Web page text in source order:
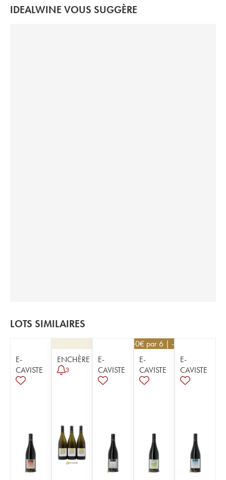
IDEALWINE VOUS SUGGÈRE
LOTS SIMILAIRES
E-
CAVISTE
ENCHÈRE
3
E-
CAVISTE
13,50€ par 6 | -10%
E-
CAVISTE
E-
CAVISTE